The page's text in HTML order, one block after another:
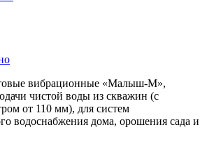
вибрационные «Малыш-М»,
чистой воды из скважин (с
от 110 мм), для систем
водоснабжения дома, орошения сада и